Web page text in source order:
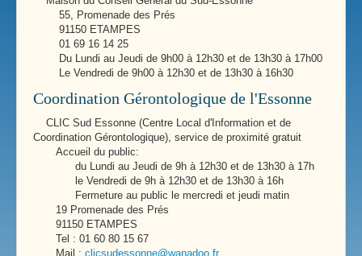
55, Promenade des Prés
91150 ETAMPES
01 69 16 14 25
Du Lundi au Jeudi de 9h00 à 12h30 et de 13h30 à 17h00
Le Vendredi de 9h00 à 12h30 et de 13h30 à 16h30
Coordination Gérontologique de l'Essonne
CLIC Sud Essonne (Centre Local d'Information et de
Coordination Gérontologique), service de proximité gratuit
Accueil du public:
du Lundi au Jeudi de 9h à 12h30 et de 13h30 à 17h
le Vendredi de 9h à 12h30 et de 13h30 à 16h
Fermeture au public le mercredi et jeudi matin
19 Promenade des Prés
91150 ETAMPES
Tel : 01 60 80 15 67
Mail : clicsudessonne@wanadoo.fr